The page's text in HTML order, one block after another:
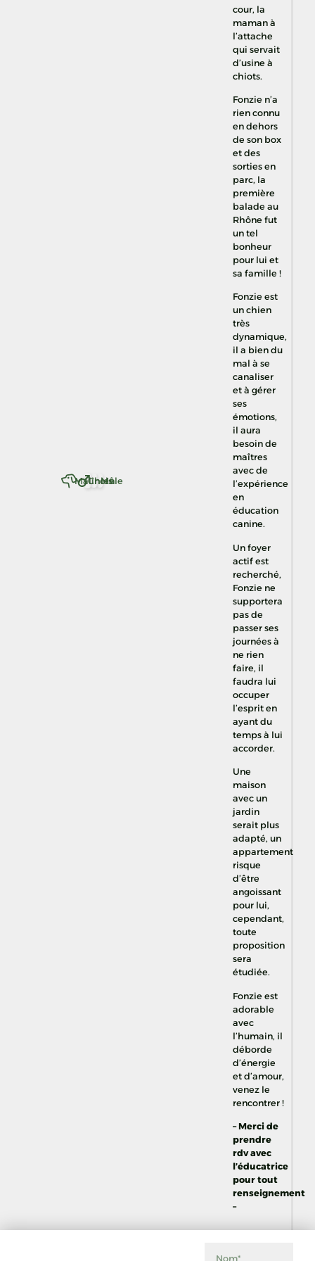
Chien
Malinois
Mâle
cour, la
maman à
l’attache
qui servait
d’usine à
chiots.
Fonzie n’a
rien connu
en dehors
de son box
et des
sorties en
parc, la
première
balade au
Rhône fut
un tel
bonheur
pour lui et
sa famille !
Fonzie est
un chien
très
dynamique,
il a bien du
mal à se
canaliser
et à gérer
ses
émotions,
il aura
besoin de
maîtres
avec de
l’expérience
en
éducation
canine.
Un foyer
actif est
recherché,
Fonzie ne
supportera
pas de
passer ses
journées à
ne rien
faire, il
faudra lui
occuper
l’esprit en
ayant du
temps à lui
accorder.
Une
maison
avec un
jardin
serait plus
adapté, un
appartement
risque
d’être
angoissant
pour lui,
cependant,
toute
proposition
sera
étudiée.
Fonzie est
adorable
avec
l’humain, il
déborde
d’énergie
et d’amour,
venez le
rencontrer !
– Merci de
prendre
rdv avec
l’éducatrice
pour tout
renseignement
–